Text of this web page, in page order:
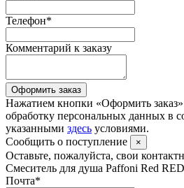
Телефон*
Комментарий к заказу
Оформить заказ
Нажатием кнопки «Оформить заказ»
обработку персональных данных в
указанными здесь условиями.
Сообщить о поступление
×
Оставьте, пожалуйста, свои
Смеситель для душа Paffoni Red
Почта*